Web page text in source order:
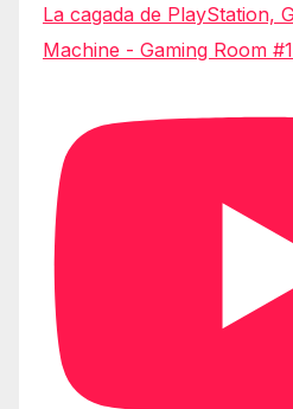
La cagada de PlayStation,
Machine - Gaming Room